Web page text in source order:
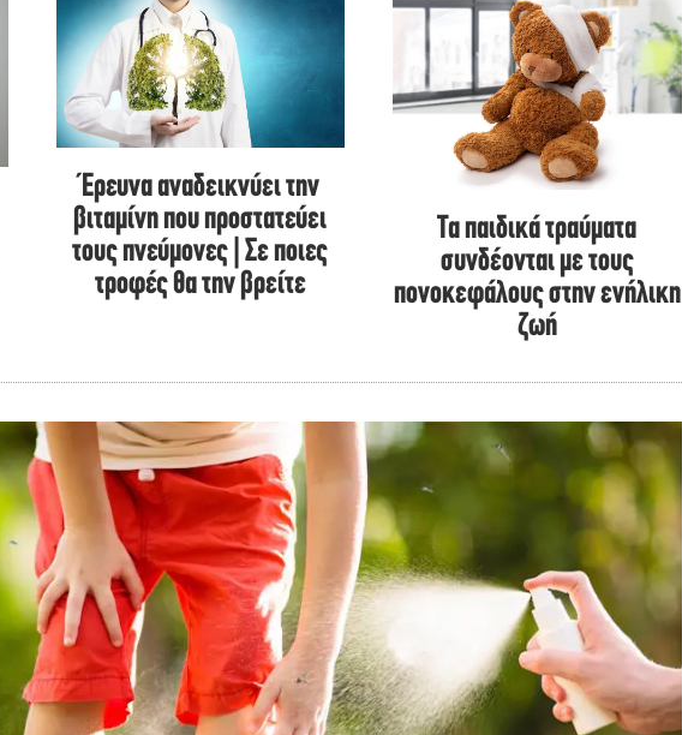
Έρευνα αναδεικνύει την
βιταμίνη που προστατεύει
τους πνεύμονες | Σε ποιες
τροφές θα την βρείτε
Τα παιδικά τραύματα
συνδέονται με τους
πονοκεφάλους στην ενήλικη
ζωή